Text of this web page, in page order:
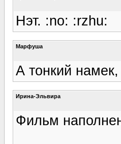
Нэт. :no: :rzhu:
Марфуша
А тонкий
Ирина-Эльвира
Фильм